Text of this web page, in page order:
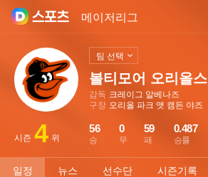
메이저리그
볼티모어 오리올스
감독 크레이그 알베나즈
구장 오리올 파크 앳 캠든 야즈
시즌 4 위 승
56
무
0
패
59
승률
0.487
팀 선택
일정 뉴스 선수단 시즌기록